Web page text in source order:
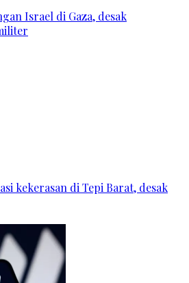
Israel di Gaza, desak
kekerasan di Tepi Barat, desak